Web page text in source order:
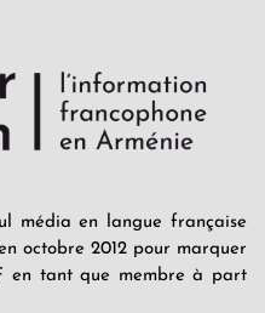
média en langue française
octobre 2012 pour marquer
en tant que membre à part